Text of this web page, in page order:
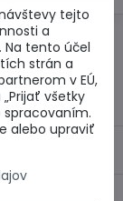
tejto
a
Na tento účel
strán a
v EÚ,
všetky
spracovaním.
alebo upraviť